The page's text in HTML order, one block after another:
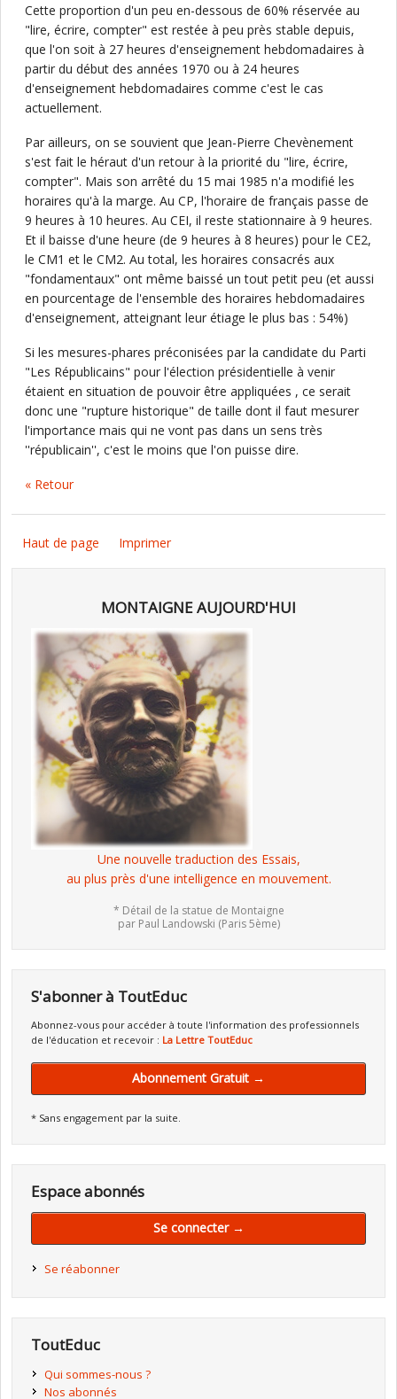
Cette proportion d'un peu en-dessous de 60% réservée au
"lire, écrire, compter" est restée à peu près stable depuis,
que l'on soit à 27 heures d'enseignement hebdomadaires à
partir du début des années 1970 ou à 24 heures
d'enseignement hebdomadaires comme c'est le cas
actuellement.
Par ailleurs, on se souvient que Jean-Pierre Chevènement
s'est fait le héraut d'un retour à la priorité du "lire, écrire,
compter". Mais son arrêté du 15 mai 1985 n'a modifié les
horaires qu'à la marge. Au CP, l'horaire de français passe de
9 heures à 10 heures. Au CEI, il reste stationnaire à 9 heures.
Et il baisse d'une heure (de 9 heures à 8 heures) pour le CE2,
le CM1 et le CM2. Au total, les horaires consacrés aux
"fondamentaux" ont même baissé un tout petit peu (et aussi
en pourcentage de l'ensemble des horaires hebdomadaires
d'enseignement, atteignant leur étiage le plus bas : 54%)
Si les mesures-phares préconisées par la candidate du Parti
"Les Républicains" pour l'élection présidentielle à venir
étaient en situation de pouvoir être appliquées , ce serait
donc une "rupture historique" de taille dont il faut mesurer
l'importance mais qui ne vont pas dans un sens très
''républicain'', c'est le moins que l'on puisse dire.
« Retour
Haut de page Imprimer
MONTAIGNE AUJOURD'HUI
Une nouvelle traduction des Essais,
au plus près d'une intelligence en mouvement.
* Détail de la statue de Montaigne
par Paul Landowski (Paris 5ème)
S'abonner à ToutEduc
Abonnez-vous pour accéder à toute l'information des professionnels
de l'éducation et recevoir : La Lettre ToutEduc
Abonnement Gratuit →
* Sans engagement par la suite.
Espace abonnés
Se connecter →
Se réabonner
ToutEduc
Qui sommes-nous ?
Nos abonnés